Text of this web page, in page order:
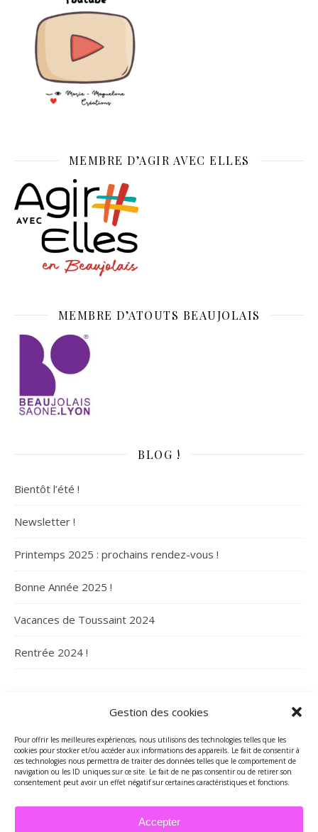
Gestion des cookies
Pour offrir les meilleures expériences, nous utilisons des technologies telles que les
cookies pour stocker et/ou accéder aux informations des appareils. Le fait de consentir à
ces technologies nous permettra de traiter des données telles que le comportement de
navigation ou les ID uniques sur ce site. Le fait de ne pas consentir ou de retirer son
consentement peut avoir un effet négatif sur certaines caractéristiques et fonctions.
Accepter
MEMBRE D’AGIR AVEC ELLES
MEMBRE D’ATOUTS BEAUJOLAIS
BLOG !
Bientôt l’été !
Newsletter !
Printemps 2025 : prochains rendez-vous !
Bonne Année 2025 !
Vacances de Toussaint 2024
Rentrée 2024 !
ARCHIVES
Archives